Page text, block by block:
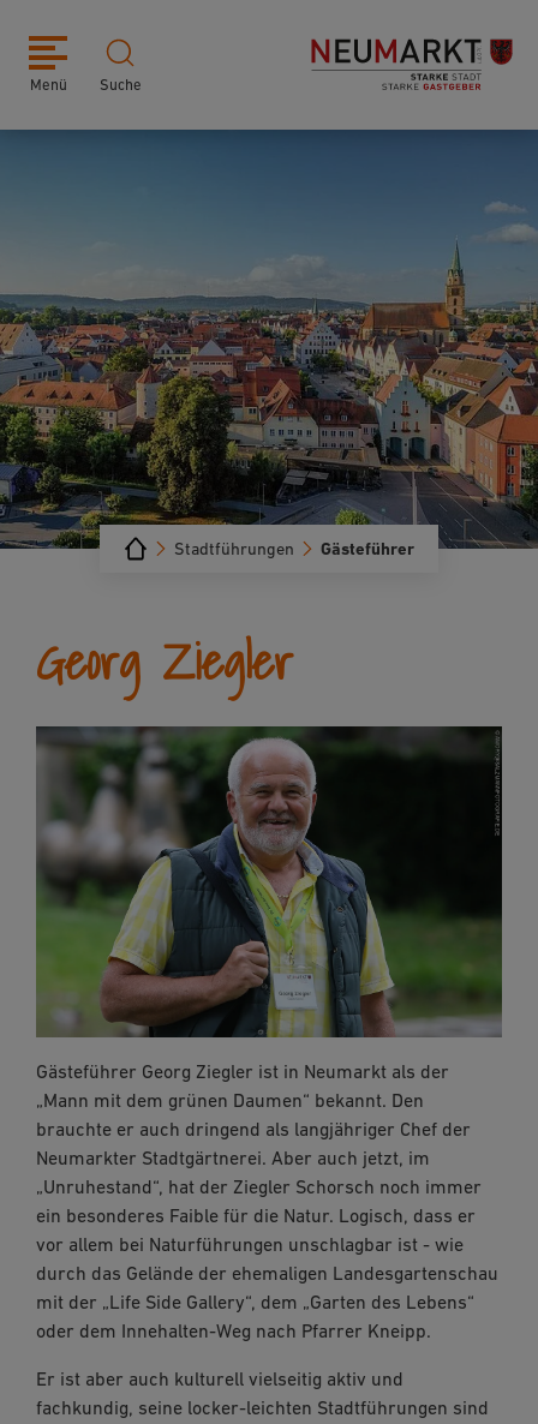
Menü Suche
Gästeführer
Stadtführungen
Georg Ziegler
Gästeführer Georg Ziegler ist in Neumarkt als der
„Mann mit dem grünen Daumen“ bekannt. Den
brauchte er auch dringend als langjähriger Chef der
Neumarkter Stadtgärtnerei. Aber auch jetzt, im
„Unruhestand“, hat der Ziegler Schorsch noch immer
ein besonderes Faible für die Natur. Logisch, dass er
vor allem bei Naturführungen unschlagbar ist - wie
durch das Gelände der ehemaligen Landesgartenschau
mit der „Life Side Gallery“, dem „Garten des Lebens“
oder dem Innehalten-Weg nach Pfarrer Kneipp.
Er ist aber auch kulturell vielseitig aktiv und
fachkundig, seine locker-leichten Stadtführungen sind